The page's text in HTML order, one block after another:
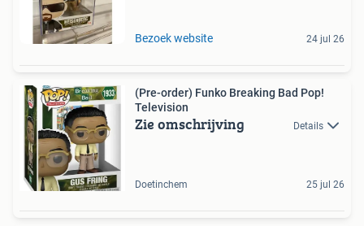
Bezoek website 24 jul 26
(Pre-order) Funko Breaking Bad Pop!
Television
Zie omschrijving Details
Doetinchem 25 jul 26